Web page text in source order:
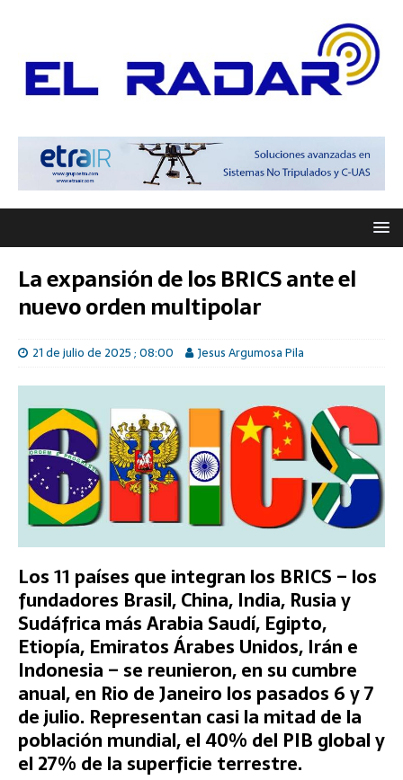
La expansión de los BRICS ante el
nuevo orden multipolar
21 de julio de 2025 ; 08:00 Jesus Argumosa Pila
Los 11 países que integran los BRICS – los
fundadores Brasil, China, India, Rusia y
Sudáfrica más Arabia Saudí, Egipto,
Etiopía, Emiratos Árabes Unidos, Irán e
Indonesia – se reunieron, en su cumbre
anual, en Rio de Janeiro los pasados 6 y 7
de julio. Representan casi la mitad de la
población mundial, el 40% del PIB global y
el 27% de la superficie terrestre.